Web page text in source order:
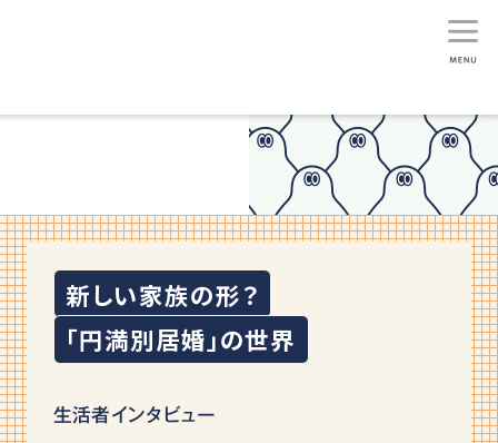
新しい家族の形？
｢円満別居婚｣の世界
生活者インタビュー